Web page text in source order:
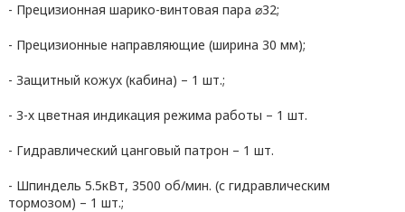
- Прецизионная шарико-винтовая пара ⌀32;
- Прецизионные направляющие (ширина 30 мм);
- Защитный кожух (кабина) – 1 шт.;
- 3-х цветная индикация режима работы – 1 шт.
- Гидравлический цанговый патрон – 1 шт.
- Шпиндель 5.5кВт, 3500 об/мин. (с гидравлическим
тормозом) – 1 шт.;